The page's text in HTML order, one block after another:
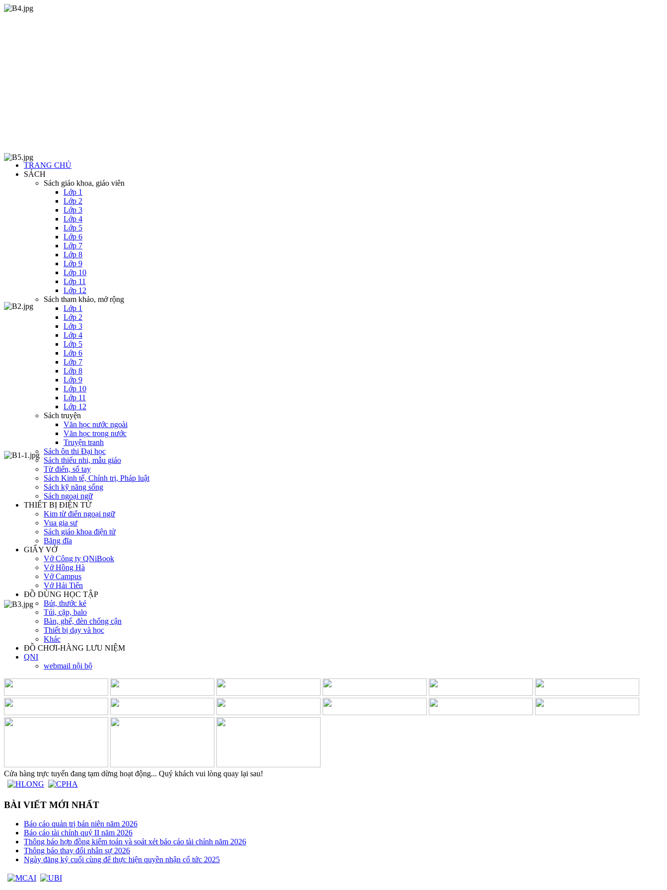
TRANG CHỦ
SÁCH
Sách giáo khoa, giáo viên
Lớp 1
Lớp 2
Lớp 3
Lớp 4
Lớp 5
Lớp 6
Lớp 7
Lớp 8
Lớp 9
Lớp 10
Lớp 11
Lớp 12
Sách tham khảo, mở rộng
Lớp 1
Lớp 2
Lớp 3
Lớp 4
Lớp 5
Lớp 6
Lớp 7
Lớp 8
Lớp 9
Lớp 10
Lớp 11
Lớp 12
Sách truyện
Văn học nước ngoài
Văn học trong nước
Truyện tranh
Sách ôn thi Đại học
Sách thiếu nhi, mẫu giáo
Từ điển, sổ tay
Sách Kinh tế, Chính trị, Pháp luật
Sách kỹ năng sống
Sách ngoại ngữ
THIẾT BỊ ĐIỆN TỬ
Kim từ điển ngoại ngữ
Vua gia sư
Sách giáo khoa điện tử
Băng đĩa
GIẤY VỞ
Vở Công ty QNiBook
Vở Hồng Hà
Vở Campus
Vở Hải Tiến
ĐỒ DÙNG HỌC TẬP
Bút, thước kẻ
Túi, cặp, balo
Bàn, ghế, đèn chống cận
Thiết bị dạy và học
Khác
ĐỒ CHƠI-HÀNG LƯU NIỆM
QNI
webmail nội bộ
Cửa hàng trực tuyến đang tạm dừng hoạt động... Quý khách vui lòng quay lại sau!
BÀI VIẾT MỚI NHẤT
Báo cáo quản trị bán niên năm 2026
Báo cáo tài chính quý II năm 2026
Thông báo hợp đồng kiểm toán và soát xét báo cáo tài chính năm 2026
Thông báo thay đổi nhân sự 2026
Ngày đăng ký cuối cùng để thực hiện quyền nhận cổ tức 2025